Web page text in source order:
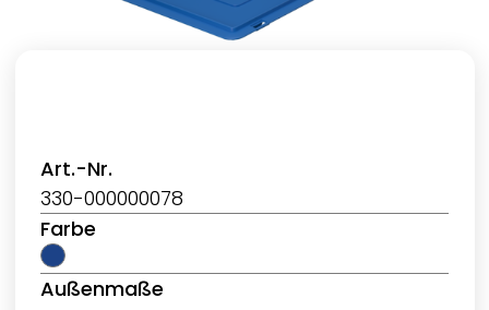
Art.-Nr.
330-000000078
Farbe
Außenmaße